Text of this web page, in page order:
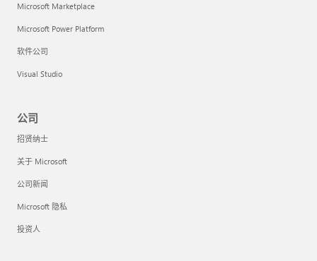
Microsoft Marketplace
Microsoft Power Platform
软件公司
Visual Studio
公司
招贤纳士
关于 Microsoft
公司新闻
Microsoft 隐私
投资人